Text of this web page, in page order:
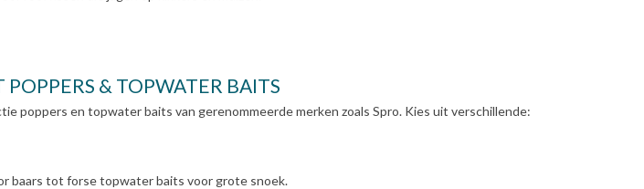
& TOPWATER BAITS
poppers en topwater baits van gerenommeerde merken zoals Spro. Kies uit verschillende:
baars tot forse topwater baits voor grote snoek.